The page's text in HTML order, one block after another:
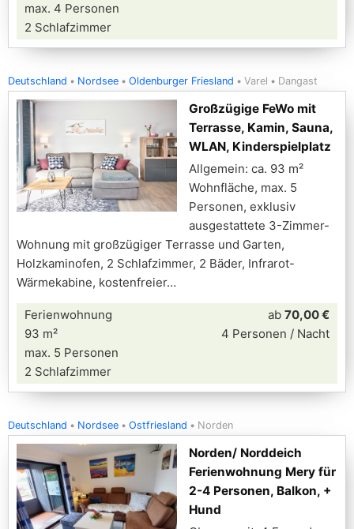
max. 4 Personen
2 Schlafzimmer
Deutschland Nordsee Oldenburger Friesland Varel Dangast
Großzügige FeWo mit
Terrasse, Kamin, Sauna,
WLAN, Kinderspielplatz
Allgemein: ca. 93 m²
Wohnfläche, max. 5
Personen, exklusiv
ausgestattete 3-Zimmer-
Wohnung mit großzügiger Terrasse und Garten,
Holzkaminofen, 2 Schlafzimmer, 2 Bäder, Infrarot-
Wärmekabine, kostenfreier
Ferienwohnung
93 m²
max. 5 Personen
2 Schlafzimmer
ab 70,00 €
4 Personen / Nacht
Deutschland Nordsee Ostfriesland Norden
Norden/ Norddeich
Ferienwohnung Mery für
2-4 Personen, Balkon, +
Hund